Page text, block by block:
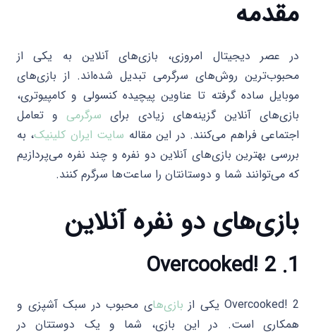
مقدمه
در عصر دیجیتال امروزی، بازی‌های آنلاین به یکی از
محبوب‌ترین روش‌های سرگرمی تبدیل شده‌اند. از بازی‌های
موبایل ساده گرفته تا عناوین پیچیده کنسولی و کامپیوتری،
بازی‌های آنلاین گزینه‌های زیادی برای سرگرمیو تعامل
اجتماعی فراهم می‌کنند. در این مقاله سایت ایران کلینیک، به
بررسی بهترین بازی‌های آنلاین دو نفره و چند نفره می‌پردازیم
که می‌توانند شما و دوستانتان را ساعت‌ها سرگرم کنند.
بازی‌های دو نفره آنلاین
1.
Overcooked! 2
Overcooked! 2 یکی از بازی‌های محبوب در سبک آشپزی و
همکاری است. در این بازی، شما و یک دوستتان در